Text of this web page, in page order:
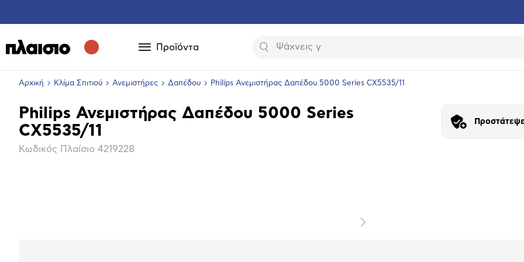
Προϊόντα Αναζήτηση
Αρχική Κλίμα Σπιτιού Ανεμιστήρες Δαπέδου Philips Ανεμιστήρας Δαπέδου 5000 Series CX5535/11
Βασικά
χαρακτηριστικά
Philips Ανεμιστήρας Δαπέδου 5000 Series
CX5535/11
Κωδικός Πλαίσιο 4219228
Επόμενο